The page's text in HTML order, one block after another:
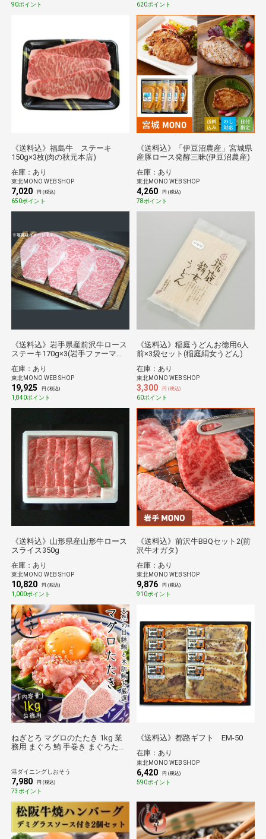
90ポイント 620ポイント
《送料込》福島牛 ステーキ
150g×3枚(肉の秋元本店)
在庫：あり
東北MONO WEB SHOP
7,020 円 (税込)
650ポイント
《送料込》「伊豆沼農産」宮城県
産豚ロース発酵三昧(伊豆沼農産)
在庫：あり
東北MONO WEB SHOP
4,260 円 (税込)
78ポイント
《送料込》岩手県産前沢牛ロース
ステーキ170g×3(岩手ファーマー
在庫：あり
東北MONO WEB SHOP
19,925 円 (税込)
1,840ポイント
《送料込》稲庭うどんお徳用6人
前×3袋セット(稲庭絹女うどん)
在庫：あり
東北MONO WEB SHOP
3,300 円 (税込)
60ポイント
《送料込》山形県産山形牛ロース
スライス350g
在庫：あり
東北MONO WEB SHOP
10,820 円 (税込)
1,000ポイント
《送料込》前沢牛BBQセット2(前
沢牛オガタ)
在庫：あり
東北MONO WEB SHOP
9,876 円 (税込)
910ポイント
ねぎとろ マグロのたたき 1kg 業
務用 まぐろ 鮪 手巻き まぐろたた
ロたたき 送料無料
港ダイニングしおそう
7,980 円 (税込)
73ポイント
《送料込》都路ギフト EM-50
在庫：あり
東北MONO WEB SHOP
6,420 円 (税込)
590ポイント